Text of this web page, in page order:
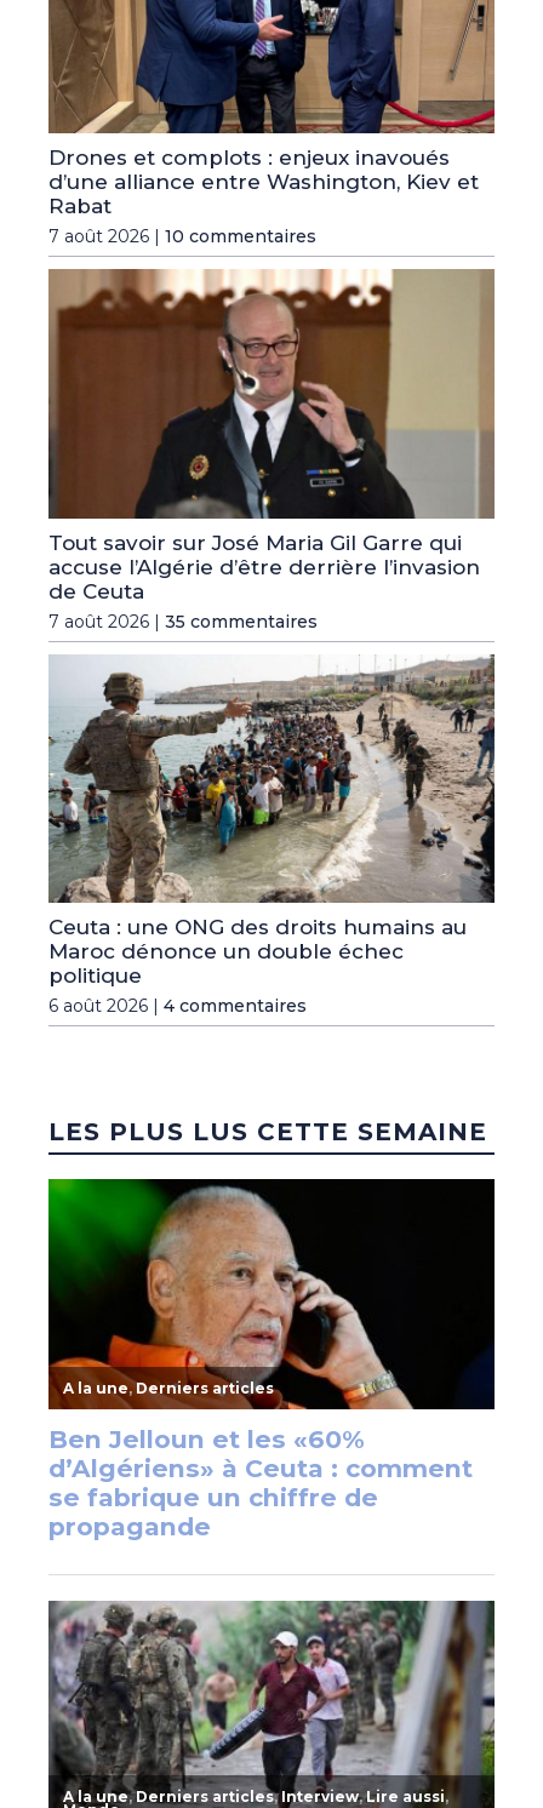
Drones et complots : enjeux inavoués
d’une alliance entre Washington, Kiev et
Rabat
7 août 2026 | 10 commentaires
Tout savoir sur José Maria Gil Garre qui
accuse l’Algérie d’être derrière l’invasion
de Ceuta
7 août 2026 | 35 commentaires
Ceuta : une ONG des droits humains au
Maroc dénonce un double échec
politique
6 août 2026 | 4 commentaires
LES PLUS LUS CETTE SEMAINE